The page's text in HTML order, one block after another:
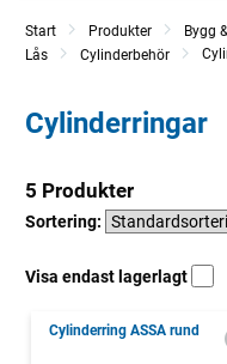
Start Produkter Bygg
Lås
Cylinderbehör
Cylinderringar
5 Produkter
Sortering:
Visa endast lagerlagt
Cylinderring ASSA rund